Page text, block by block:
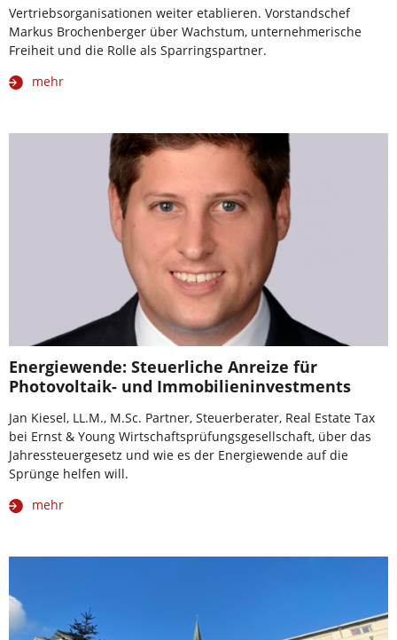
Vertriebsorganisationen weiter etablieren. Vorstandschef
Markus Brochenberger über Wachstum, unternehmerische
Freiheit und die Rolle als Sparringspartner.
mehr
Energiewende: Steuerliche Anreize für
Photovoltaik- und Immobilieninvestments
Jan Kiesel, LL.M., M.Sc. Partner, Steuerberater, Real Estate Tax
bei Ernst & Young Wirtschaftsprüfungsgesellschaft, über das
Jahressteuergesetz und wie es der Energiewende auf die
Sprünge helfen will.
mehr